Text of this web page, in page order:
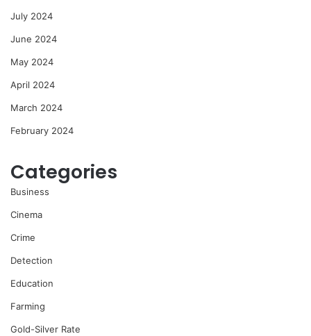
July 2024
June 2024
May 2024
April 2024
March 2024
February 2024
Categories
Business
Cinema
Crime
Detection
Education
Farming
Gold-Silver Rate